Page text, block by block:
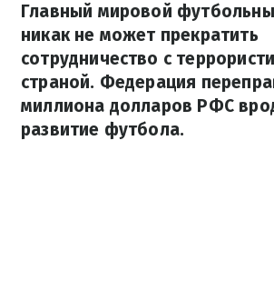
Главный мировой
никак не может прекратить
сотрудничество с
страной. Федерация
миллиона долларов РФС
развитие футбола.